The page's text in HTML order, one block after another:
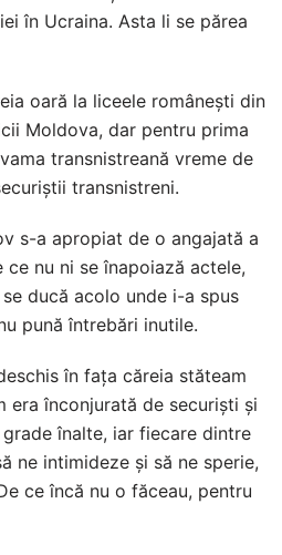
în Ucraina. Asta li se părea
oară la liceele românești din
Moldova, dar pentru prima
transnistreană vreme de
transnistreni.
s-a apropiat de o angajată a
nu ni se înapoiază actele,
ducă acolo unde i-a spus
pună întrebări inutile.
în fața căreia stăteam
era înconjurată de securiști și
înalte, iar fiecare dintre
ne intimideze și să ne sperie,
ce încă nu o făceau, pentru